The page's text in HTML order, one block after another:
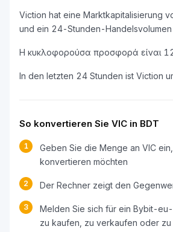
Viction hat eine Marktkapitalisierung
und ein 24-Stunden-Handelsvolumen
Η κυκλοφορούσα προσφορά είναι
In den letzten 24 Stunden ist Viction
So konvertieren Sie VIC in BDT
1
Geben Sie die Menge an VIC
konvertieren möchten
2 Der Rechner zeigt den
3
Melden Sie sich für ein Bybit-eu-
zu kaufen, zu verkaufen oder zu